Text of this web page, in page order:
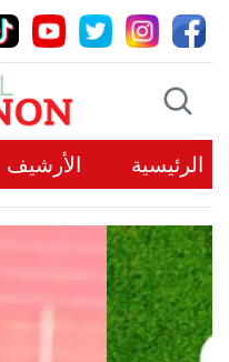
الرئيسية الأرشيف